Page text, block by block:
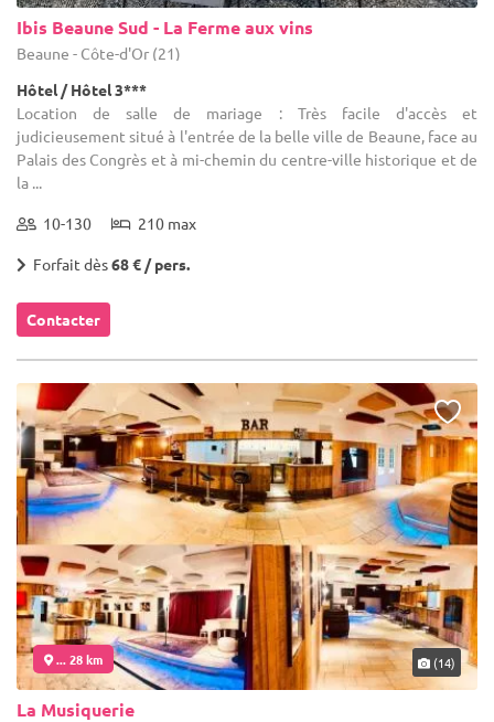
Ibis Beaune Sud - La Ferme aux vins
Beaune - Côte-d'Or (21)
Hôtel / Hôtel 3***
Location de salle de mariage : Très facile d'accès et
judicieusement situé à l'entrée de la belle ville de Beaune, face au
Palais des Congrès et à mi-chemin du centre-ville historique et de
la ...
10-130 210 max
Forfait dès68 € / pers.
Contacter
... 28 km (14)
La Musiquerie